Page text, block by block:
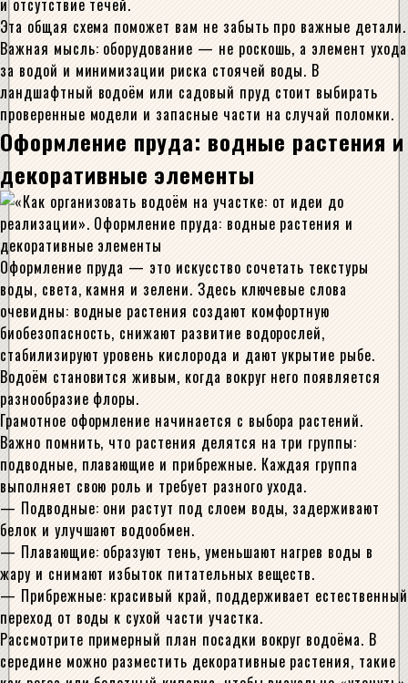
и отсутствие течей.
Эта общая схема поможет вам не забыть про важные детали.
Важная мысль: оборудование — не роскошь, а элемент ухода
за водой и минимизации риска стоячей воды. В
ландшафтный водоём или садовый пруд стоит выбирать
проверенные модели и запасные части на случай поломки.
Оформление пруда: водные растения и
декоративные элементы
Оформление пруда — это искусство сочетать текстуры
воды, света, камня и зелени. Здесь ключевые слова
очевидны: водные растения создают комфортную
биобезопасность, снижают развитие водорослей,
стабилизируют уровень кислорода и дают укрытие рыбе.
Водоём становится живым, когда вокруг него появляется
разнообразие флоры.
Грамотное оформление начинается с выбора растений.
Важно помнить, что растения делятся на три группы:
подводные, плавающие и прибрежные. Каждая группа
выполняет свою роль и требует разного ухода.
— Подводные: они растут под слоем воды, задерживают
белок и улучшают водообмен.
— Плавающие: образуют тень, уменьшают нагрев воды в
жару и снимают избыток питательных веществ.
— Прибрежные: красивый край, поддерживает естественный
переход от воды к сухой части участка.
Рассмотрите примерный план посадки вокруг водоёма. В
середине можно разместить декоративные растения, такие